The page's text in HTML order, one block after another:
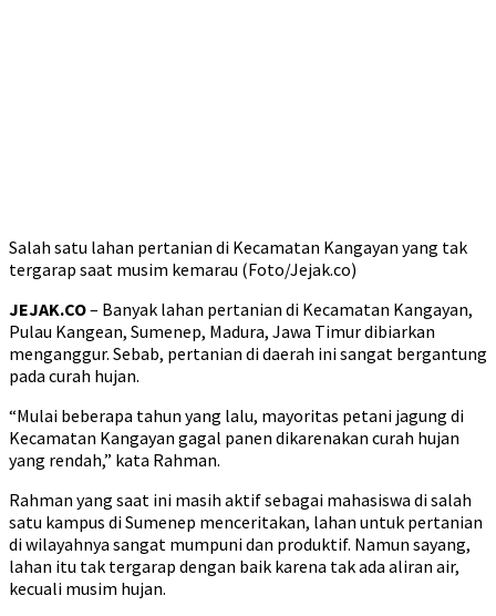
Salah satu lahan pertanian di Kecamatan Kangayan yang tak
tergarap saat musim kemarau (Foto/Jejak.co)
JEJAK.CO– Banyak lahan pertanian di Kecamatan Kangayan,
Pulau Kangean, Sumenep, Madura, Jawa Timur dibiarkan
menganggur. Sebab, pertanian di daerah ini sangat bergantung
pada curah hujan.
“Mulai beberapa tahun yang lalu, mayoritas petani jagung di
Kecamatan Kangayan gagal panen dikarenakan curah hujan
yang rendah,” kata Rahman.
Rahman yang saat ini masih aktif sebagai mahasiswa di salah
satu kampus di Sumenep menceritakan, lahan untuk pertanian
di wilayahnya sangat mumpuni dan produktif. Namun sayang,
lahan itu tak tergarap dengan baik karena tak ada aliran air,
kecuali musim hujan.